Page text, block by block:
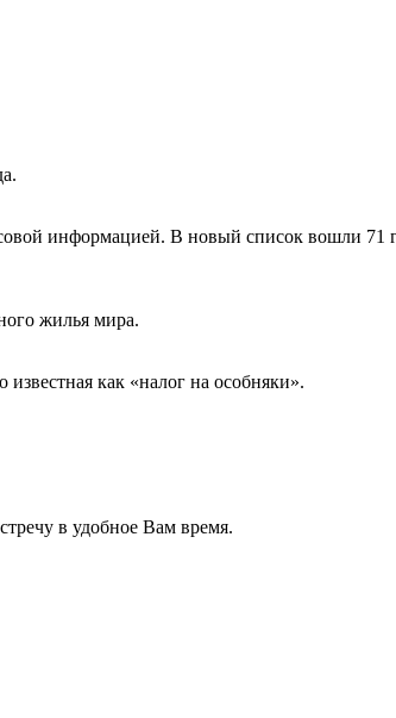
информацией. В новый список вошли 71
жилья мира.
как «налог на особняки».
в удобное Вам время.